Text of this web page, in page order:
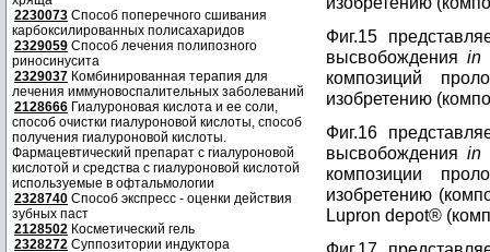
2230073 Способ поперечного сшивания
карбоксилированных полисахаридов
2329059 Способ лечения полипозного
риносинусита
2329037 Комбинированная терапия для
лечения иммуновоспалительных заболеваний
2128666 Гиалуроновая кислота и ее соли,
способ очистки гиалуроновой кислоты, способ
получения гиалуроновой кислоты.
Фармацевтический препарат с гиалуроновой
кислотой и средства с гиалуроновой кислотой
используемые в офтальмологии
2328740 Способ экспресс - оценки действия
зубных паст
2128502 Косметический гель
2328272 Суппозитории индуктора
Фиг.15
высвобождения in
композиций
изобретению
Фиг.16
высвобождения in
композиции
изобретению
Lupron depot®